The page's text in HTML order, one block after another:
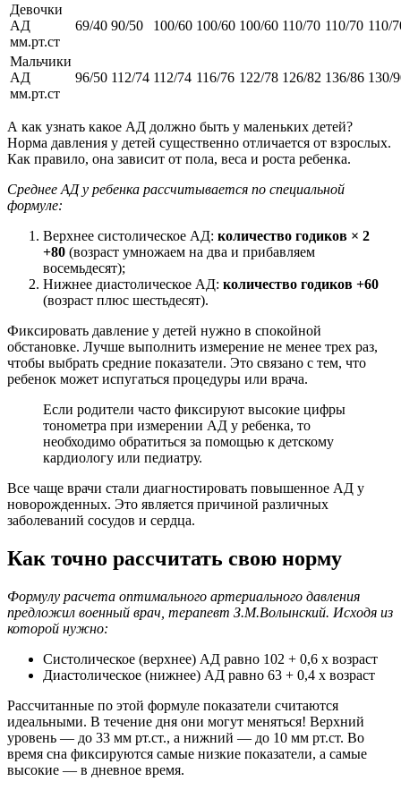
Девочки
АД
мм.рт.ст
69/40 90/50 100/60 100/60 100/60 110/70 110/70 110/
Мальчики
АД
мм.рт.ст
96/50 112/74 112/74 116/76 122/78 126/82 136/86 130/
А как узнать какое АД должно быть у маленьких детей?
Норма давления у детей существенно отличается от взрослых.
Как правило, она зависит от пола, веса и роста ребенка.
Среднее АД у ребенка рассчитывается по специальной
формуле:
Верхнее систолическое АД: количество годиков × 2
+80 (возраст умножаем на два и прибавляем
восемьдесят);
Нижнее диастолическое АД: количество годиков +60
(возраст плюс шестьдесят).
Фиксировать давление у детей нужно в спокойной
обстановке. Лучше выполнить измерение не менее трех раз,
чтобы выбрать средние показатели. Это связано с тем, что
ребенок может испугаться процедуры или врача.
Если родители часто фиксируют высокие цифры
тонометра при измерении АД у ребенка, то
необходимо обратиться за помощью к детскому
кардиологу или педиатру.
Все чаще врачи стали диагностировать повышенное АД у
новорожденных. Это является причиной различных
заболеваний сосудов и сердца.
Как точно рассчитать свою норму
Формулу расчета оптимального артериального давления
предложил военный врач, терапевт З.М.Волынский. Исходя из
которой нужно:
Систолическое (верхнее) АД равно 102 + 0,6 x возраст
Диастолическое (нижнее) АД равно 63 + 0,4 x возраст
Рассчитанные по этой формуле показатели считаются
идеальными. В течение дня они могут меняться! Верхний
уровень — до 33 мм рт.ст., а нижний — до 10 мм рт.ст. Во
время сна фиксируются самые низкие показатели, а самые
высокие — в дневное время.